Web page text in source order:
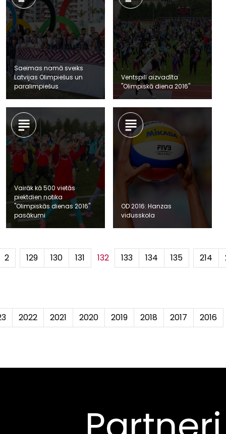
Saeimas namā sveiks
Latvijas Olimpiešus un
paralimpiešus
Ventspilī aizvadīta
"Olimpiskā diena 2016"
Vairāk kā 500 vietās
piektdien notika
"Olimpiskās dienas 2016"
pasākumi
OD 2016: Hanzas
vidusskola
2 129 130 131 132 133 134 135 214
2022 2021 2020 2019 2018 2017 2016